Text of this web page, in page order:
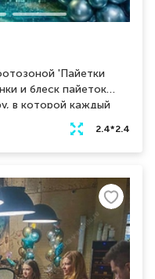
'Пайетки
и блеск пайеток
в которой каждый
искусства.
сейчас!
2.4*2.4